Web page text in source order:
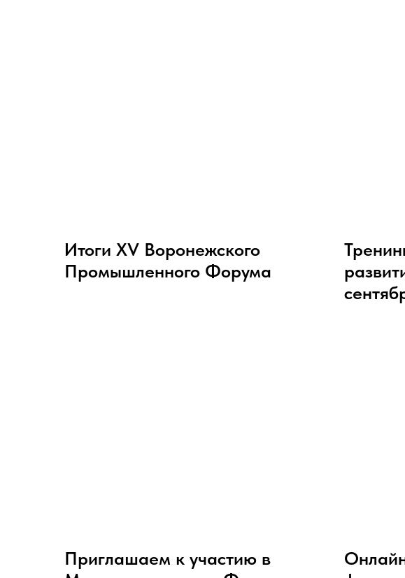
Итоги XV Воронежского
Промышленного Форума
Приглашаем к участию в